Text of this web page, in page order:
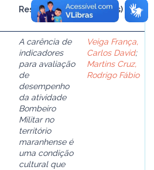
Resume Author(s)
A carência de
indicadores
para avaliação
de
desempenho
da atividade
Bombeiro
Militar no
território
maranhense é
uma condição
cultural que
Veiga França,
Carlos David;
Martins Cruz,
Rodrigo Fábio